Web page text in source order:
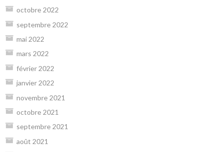
octobre 2022
septembre 2022
mai 2022
mars 2022
février 2022
janvier 2022
novembre 2021
octobre 2021
septembre 2021
août 2021